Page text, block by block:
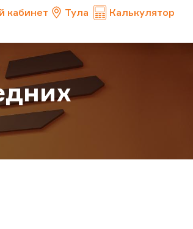
кабинет Тула Калькулятор